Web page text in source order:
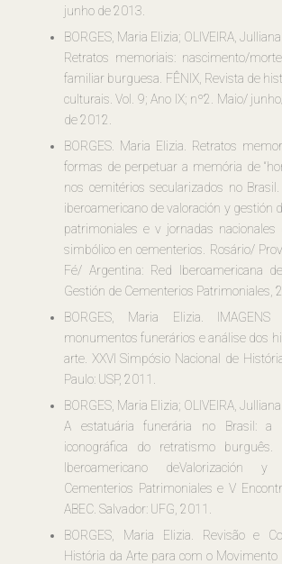
junho de 2013.
BORGES, Maria Elizia; OLIVEIRA,
Retratos memoriais: nascimento/
familiar burguesa. FÊNIX, Revista de
culturais. Vol. 9; Ano IX; nº2. Maio/
de 2012.
BORGES. Maria Elizia. Retratos
formas de perpetuar a memória de
nos cemitérios secularizados no
iberoamericano de valoración y gestión
patrimoniales e v jornadas nacionales
simbólico en cementerios. Rosário/
Fé/ Argentina: Red Iberoamericana
Gestión de Cementerios Patrimoniales,
BORGES, Maria Elizia. IMAGENS
monumentos funerários e análise dos
arte. XXVI Simpósio Nacional de
Paulo: USP, 2011.
BORGES, Maria Elizia; OLIVEIRA,
A estatuária funerária no Brasil: a
iconográfica do retratismo burguês.
Iberoamericano deValorización
Cementerios Patrimoniales e V
ABEC. Salvador: UFG, 2011.
BORGES, Maria Elizia. Revisão e
História da Arte para com o Movimento